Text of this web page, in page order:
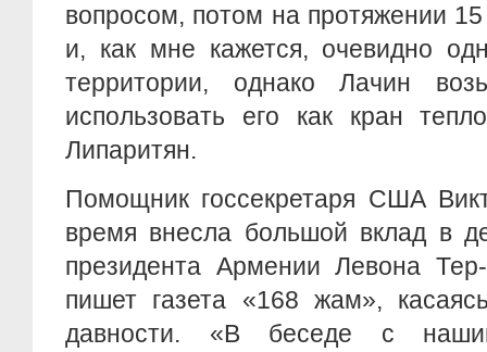
вопросом, потом на протяжении
и, как мне кажется, очевидно
территории, однако Лачин
использовать его как кран
Липаритян.
Помощник госсекретаря США
время внесла большой вклад в
президента Армении Левона
пишет газета «168 жам»,
давности. «В беседе с